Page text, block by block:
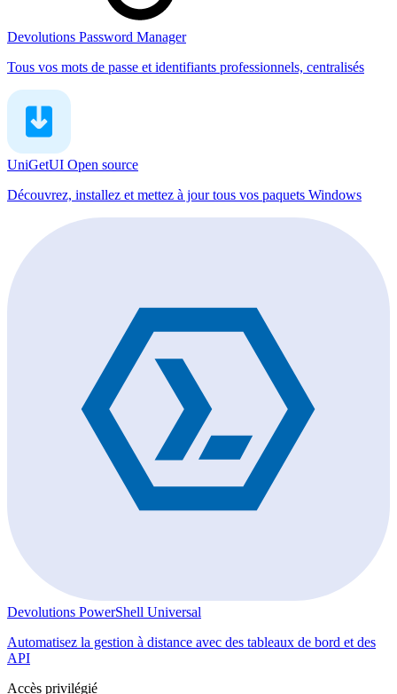
Devolutions Password Manager
Tous vos mots de passe et identifiants professionnels, centralisés
UniGetUI Open source
Découvrez, installez et mettez à jour tous vos paquets Windows
Devolutions PowerShell Universal
Automatisez la gestion à distance avec des tableaux de bord et des
API
Accès privilégié